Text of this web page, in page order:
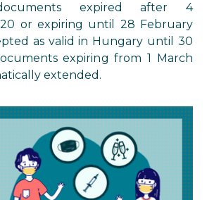
expired after 4
or expiring until 28 February
as valid in Hungary until 30
expiring from 1 March
extended.